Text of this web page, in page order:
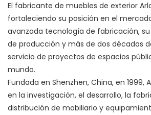
El fabricante de muebles de exterior
fortaleciendo su posición en el
avanzada tecnología de fabricación,
de producción y más de dos décadas
servicio de proyectos de espacios
mundo.
Fundada en Shenzhen, China, en 1999,
en la investigación, el desarrollo, la
distribución de mobiliario y